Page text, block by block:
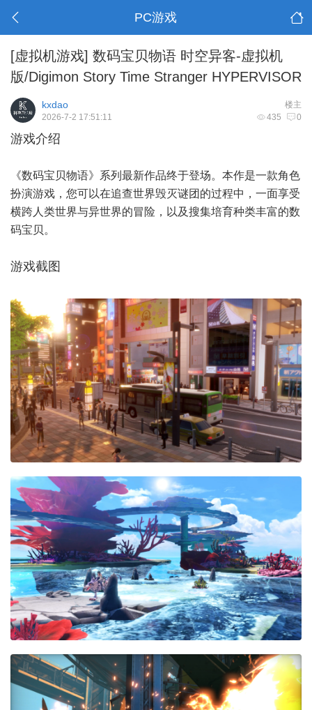
PC游戏
[虚拟机游戏] 数码宝贝物语 时空异客-虚拟机
版/Digimon Story Time Stranger HYPERVISOR
楼主
kxdao
435 0
2026-7-2 17:51:11
游戏介绍
《数码宝贝物语》系列最新作品终于登场。本作是一款角色
扮演游戏，您可以在追查世界毁灭谜团的过程中，一面享受
横跨人类世界与异世界的冒险，以及搜集培育种类丰富的数
码宝贝。
游戏截图